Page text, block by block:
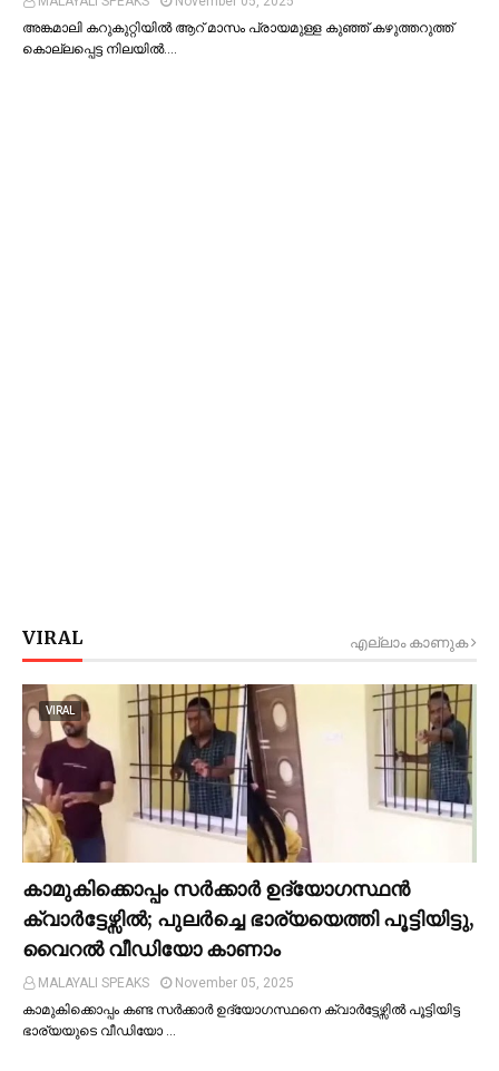
അങ്കമാലി കറുകുറ്റിയില്‍ ആറ് മാസം പ്രായമുള്ള കുഞ്ഞ് കഴുത്തറുത്ത്
കൊല്ലപ്പെട്ട നിലയില്‍.…
VIRAL എല്ലാം കാണുക
VIRAL
കാമുകിക്കൊപ്പം സര്‍ക്കാര്‍ ഉദ്യോഗസ്ഥൻ
ക്വാര്‍ട്ടേഴ്സില്‍; പുലര്‍ച്ചെ ഭാര്യയെത്തി പൂട്ടിയിട്ടു,
വൈറല്‍ വീഡിയോ കാണാം
MALAYALI SPEAKS
November 05, 2025
കാമുകിക്കൊപ്പം കണ്ട സർക്കാർ ഉദ്യോഗസ്ഥനെ ക്വാർട്ടേഴ്സില്‍ പൂട്ടിയിട്ട
ഭാര്യയുടെ വീഡിയോ …